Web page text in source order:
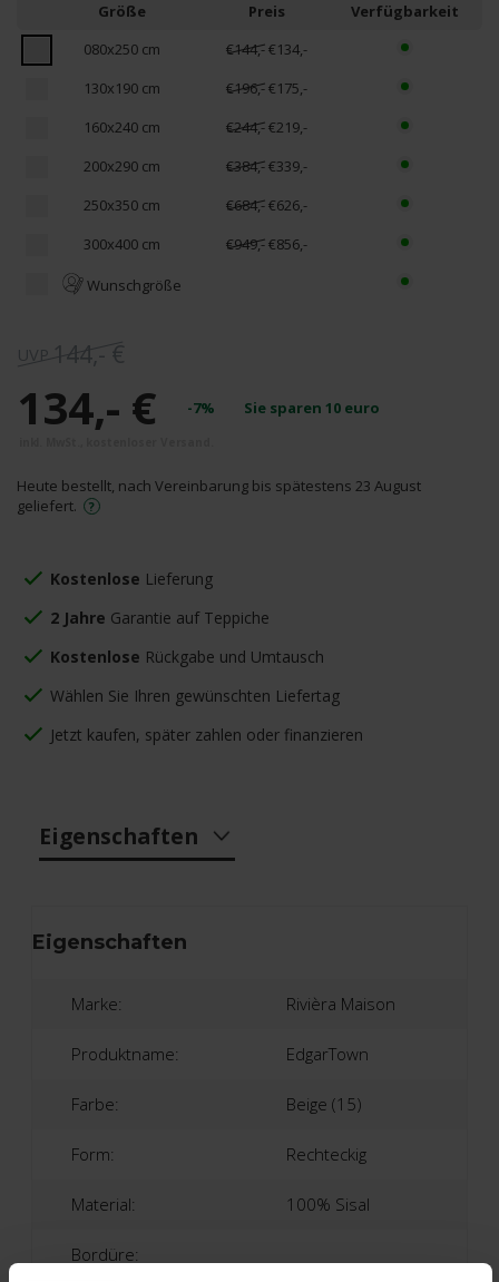
Größe Preis
Verfügbarkeit
080x250 cm
€144,-€134,-
130x190 cm
€196,-€175,-
160x240 cm
€244,-€219,-
200x290 cm
€384,-€339,-
250x350 cm
€684,-€626,-
300x400 cm
€949,-€856,-
Wunschgröße
144,- €
134,- € -7% Sie sparen 10 euro
Heute bestellt, nach Vereinbarung bis spätestens 23 August
geliefert.
Kostenlose Lieferung
2 Jahre Garantie auf Teppiche
Kostenlose Rückgabe und Umtausch
Wählen Sie Ihren gewünschten Liefertag
Jetzt kaufen, später zahlen oder finanzieren
Eigenschaften
Eigenschaften
Marke: Rivièra Maison
Produktname: EdgarTown
Farbe: Beige (15)
Form: Rechteckig
Material: 100% Sisal
Bordüre: